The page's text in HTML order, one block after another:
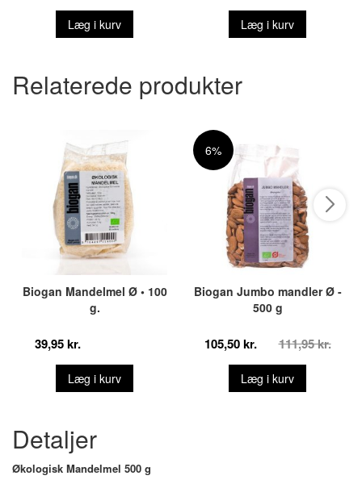
Læg i kurv Læg i kurv
Relaterede produkter
Biogan Mandelmel Ø • 100
g.
39,95 kr.
Læg i kurv
6%
Biogan Jumbo mandler Ø -
500 g
105,50 kr. 111,95 kr.
Læg i kurv
Detaljer
Økologisk Mandelmel 500 g